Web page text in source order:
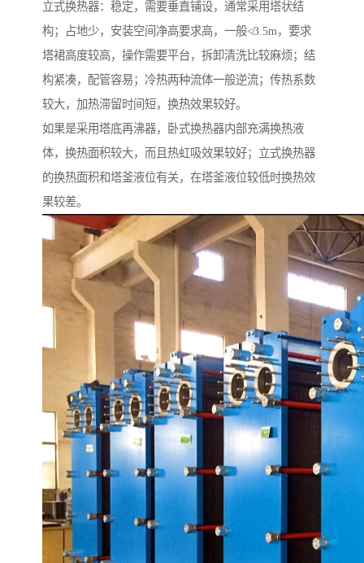
立式换热器：稳定，需要垂直铺设，通常采用塔状结
构；占地少，安装空间净高要求高，一般≮3.5m，要求
塔裙高度较高，操作需要平台，拆卸清洗比较麻烦；结
构紧凑，配管容易；冷热两种流体一般逆流；传热系数
较大，加热滞留时间短，换热效果较好。
如果是采用塔底再沸器，卧式换热器内部充满换热液
体，换热面积较大，而且热虹吸效果较好；立式换热器
的换热面积和塔釜液位有关，在塔釜液位较低时换热效
果较差。